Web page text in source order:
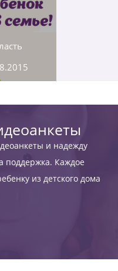
и надежду
поддержка. Каждое
из детского дома